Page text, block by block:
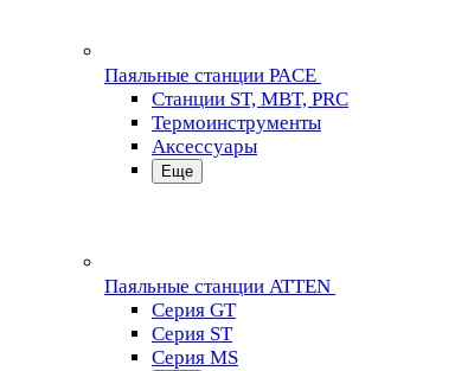
Паяльные станции PACE
Станции ST, MBT, PRC
Термоинструменты
Аксессуары
Еще
Паяльные станции ATTEN
Серия GT
Серия ST
Серия MS